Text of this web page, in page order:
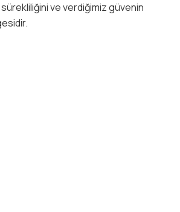
ve verdiğimiz güvenin